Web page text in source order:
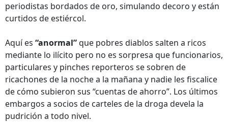
periodistas bordados de oro, simulando decoro y están
curtidos de estiércol.
Aquí es “anormal”que pobres diablos salten a ricos
mediante lo ilícito pero no es sorpresa que funcionarios,
particulares y pinches reporteros se sobren de
ricachones de la noche a la mañana y nadie les fiscalice
de cómo subieron sus “cuentas de ahorro”. Los últimos
embargos a socios de carteles de la droga devela la
pudrición a todo nivel.